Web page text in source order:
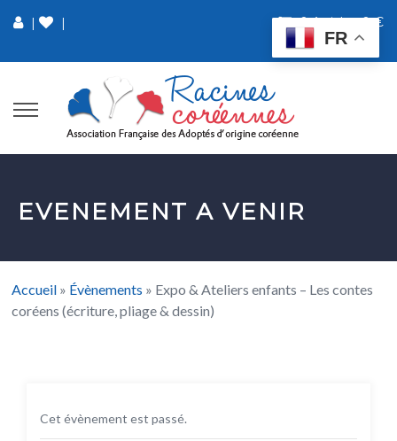
| 0 Article 0 €
|
EVENEMENT A VENIR
Accueil » Évènements » Expo & Ateliers enfants – Les contes
coréens (écriture, pliage & dessin)
Cet évènement est passé.
FR